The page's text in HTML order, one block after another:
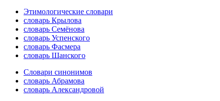
Этимологические словари
словарь Крылова
словарь Семёнова
словарь Успенского
словарь Фасмера
словарь Шанского
Словари синонимов
словарь Абрамова
словарь Александровой